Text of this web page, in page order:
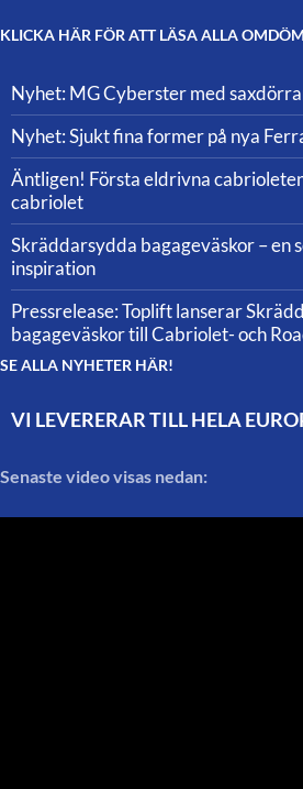
KLICKA HÄR FÖR ATT LÄSA ALLA
Nyhet: MG Cyberster med
Nyhet: Sjukt fina former på nya
Äntligen! Första eldrivna
cabriolet
Skräddarsydda bagageväskor – en
inspiration
Pressrelease: Toplift lanserar
bagageväskor till Cabriolet- och
SE ALLA NYHETER HÄR!
VI LEVERERAR TILL HELA
Senaste video visas nedan: